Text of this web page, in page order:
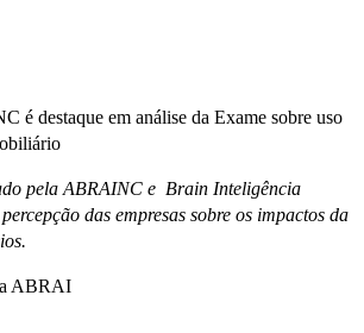
é destaque em análise da Exame sobre uso
pela ABRAINC e Brain Inteligência
das empresas sobre os impactos da
ABRAI